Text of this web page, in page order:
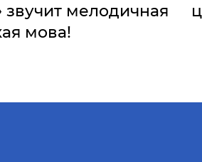
звучит мелодичная
мова!